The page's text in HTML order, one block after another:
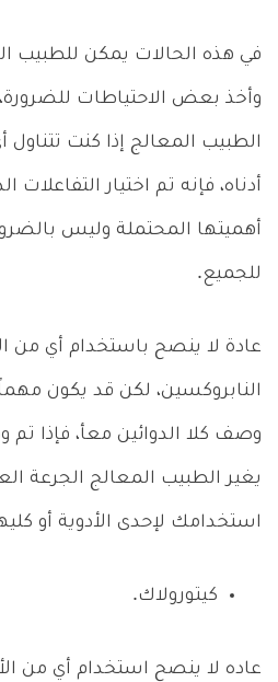
في هذه الحالات يمكن للطبيب
وأخذ بعض الاحتياطات
الطبيب المعالج إذا كنت تتناول
أدناه، فإنه تم اختيار التفاعلات
أهميتها المحتملة وليس
للجميع.
عادة لا ينصح باستخدام أي من
النابروكسين، لكن قد يكون
وصف كلا الدوائين معأ، فإذا
يغير الطبيب المعالج الجرعة
استخدامك لإحدى الأدوية أو
كيتورولاك.
عاده لا ينصح استخدام أي من